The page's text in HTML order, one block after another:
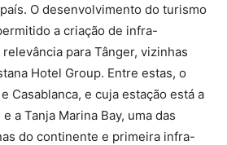
O desenvolvimento do turismo
a criação de infra-
para Tânger, vizinhas
Hotel Group. Entre estas, o
Casablanca, e cuja estação está a
a Tanja Marina Bay, uma das
do continente e primeira infra-